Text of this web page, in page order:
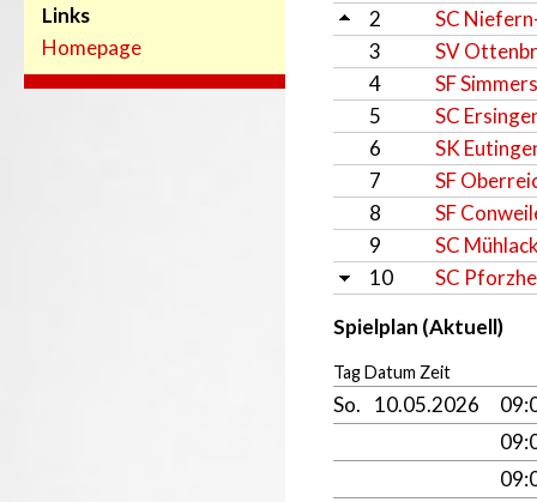
Links
Homepage
2
SC
3
SV
4
SF
5
SC
6
SK
7
SF
8
SF
9
SC
10
SC
Spielplan (Aktuell)
Tag Datum Zeit
So. 10.05.2026